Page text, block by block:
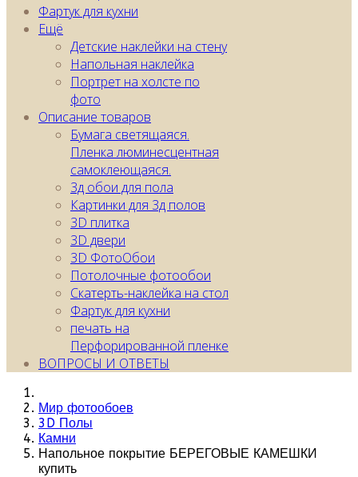
Фартук для кухни
Ещё
Детские наклейки на стену
Напольная наклейка
Портрет на холсте по
фото
Описание товаров
Бумага светящаяся.
Пленка люминесцентная
самоклеющаяся.
3д обои для пола
Картинки для 3д полов
3D плитка
3D двери
3D ФотоОбои
Потолочные фотообои
Скатерть-наклейка на стол
Фартук для кухни
печать на
Перфорированной пленке
ВОПРОСЫ И ОТВЕТЫ
Мир фотообоев
3D Полы
Камни
Напольное покрытие БЕРЕГОВЫЕ КАМЕШКИ
купить